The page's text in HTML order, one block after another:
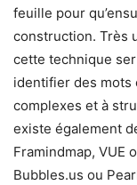
feuille pour
construction. Très
cette technique
identifier des mots
complexes et à
existe également
Framindmap, VUE
Bubbles.us ou